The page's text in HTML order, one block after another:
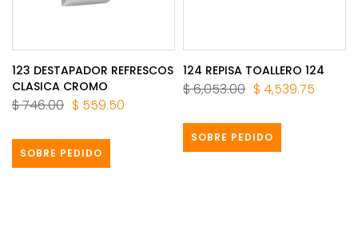
123 DESTAPADOR REFRESCOS
CLASICA CROMO
$ 746.00 $ 559.50
SOBRE PEDIDO
124 REPISA TOALLERO 124
$ 6,053.00 $ 4,539.75
SOBRE PEDIDO